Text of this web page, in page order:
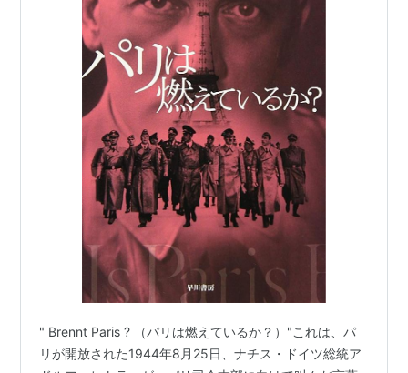
" Brennt Paris ? （パリは燃えているか？）"これは、パ
リが開放された1944年8月25日、ナチス・ドイツ総統ア